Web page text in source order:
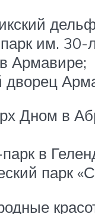
им. 30-
Армавире;
Дном в
в
парк